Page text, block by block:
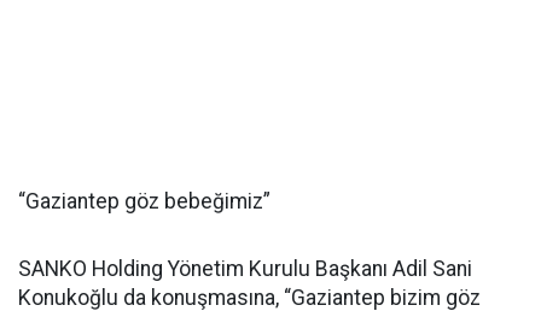
“Gaziantep göz bebeğimiz”
SANKO Holding Yönetim Kurulu Başkanı Adil Sani
Konukoğlu da konuşmasına, “Gaziantep bizim göz